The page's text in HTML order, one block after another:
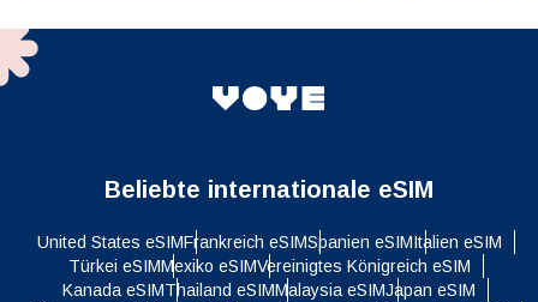
Beliebte internationale eSIM
United States eSIMFrankreich eSIMSpanien eSIMItalien eSIM
Türkei eSIMMexiko eSIMVereinigtes Königreich eSIM
Kanada eSIMThailand eSIMMalaysia eSIMJapan eSIM